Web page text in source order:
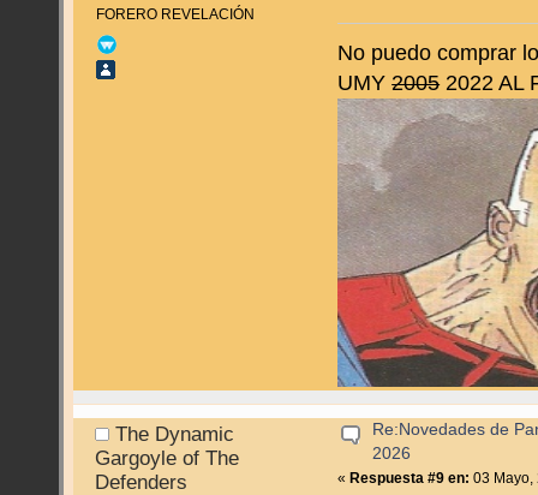
FORERO REVELACIÓN
No puedo comprar
UMY20052022 AL
The Dynamic
Gargoyle of The
Defenders
Re:Novedades de
2026
« Respuesta #9 en: 03 Mayo,